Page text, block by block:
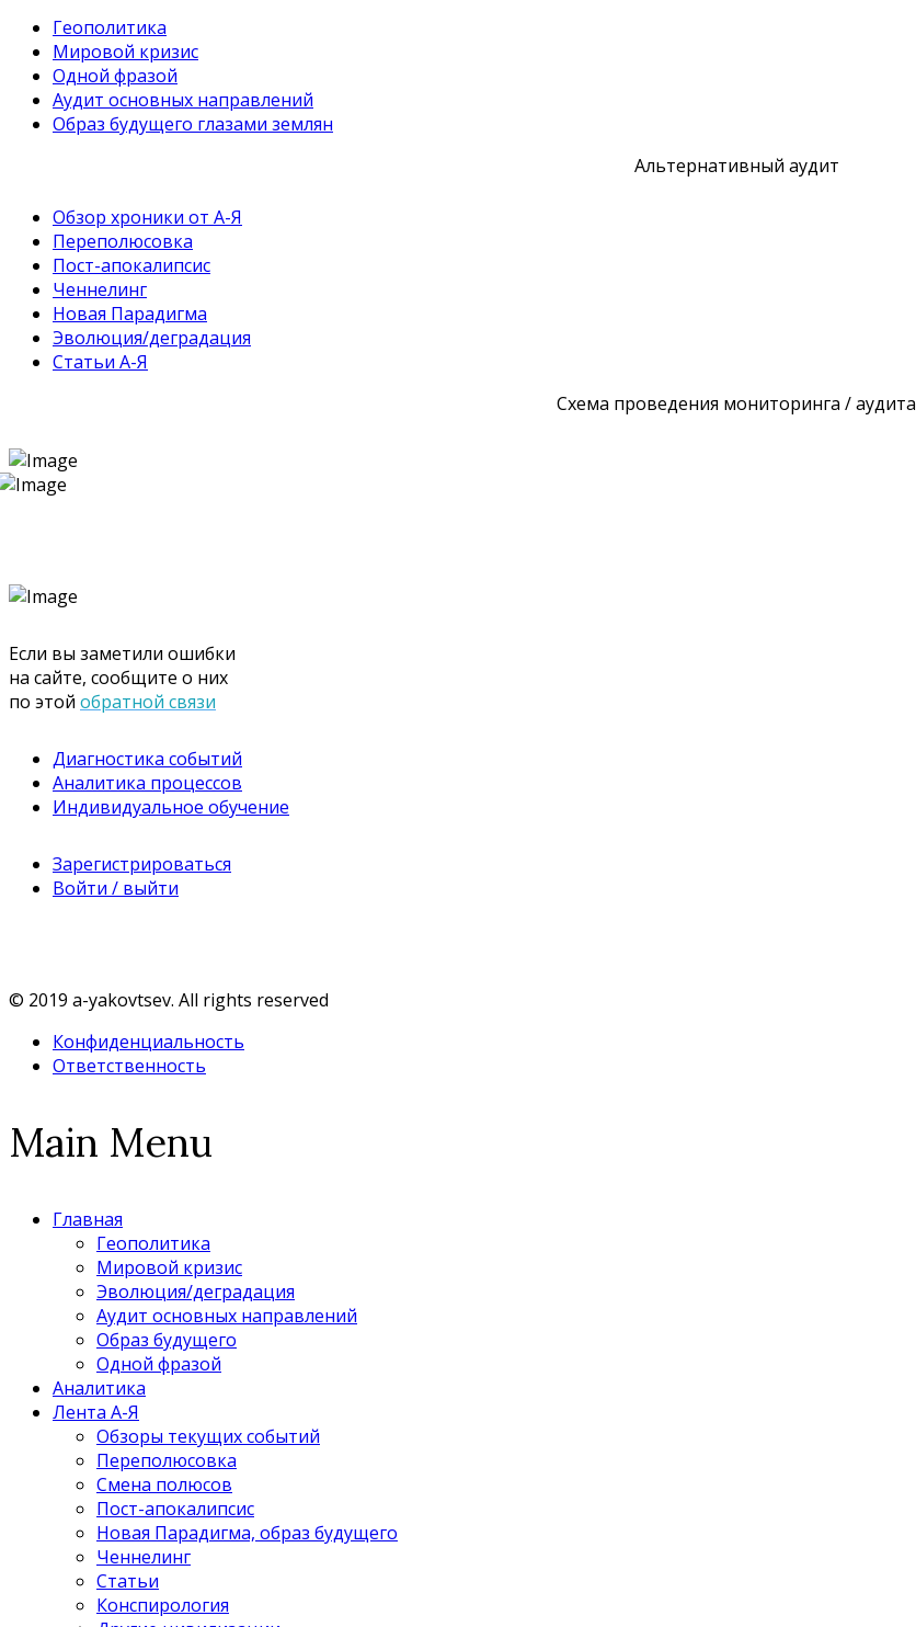
Геополитика
Мировой кризис
Одной фразой
Аудит основных направлений
Образ будущего глазами землян
Альтернативный аудит
Обзор хроники от А-Я
Переполюсовка
Пост-апокалипсис
Ченнелинг
Новая Парадигма
Эволюция/деградация
Статьи А-Я
Схема проведения мониторинга / аудита
Если вы заметили ошибки
на сайте, сообщите о них
по этой обратной связи
Диагностика событий
Аналитика процессов
Индивидуальное обучение
Зарегистрироваться
Войти / выйти
© 2019 a-yakovtsev. All rights reserved
Конфиденциальность
Ответственность
Main Menu
Главная
Геополитика
Мировой кризис
Эволюция/деградация
Аудит основных направлений
Образ будущего
Одной фразой
Аналитика
Лента А-Я
Обзоры текущих событий
Переполюсовка
Смена полюсов
Пост-апокалипсис
Новая Парадигма, образ будущего
Ченнелинг
Статьи
Конспирология